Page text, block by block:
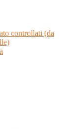
controllati (da